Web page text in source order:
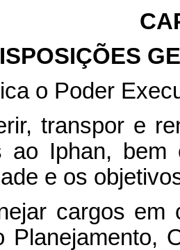
o Poder
transpor e
ao Iphan,
e os
cargos em
Planejamento,